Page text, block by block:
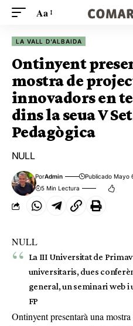
Aa
LA VALL D'ALBAIDA
Ontinyent
mostra de
innovadors en
dins la seua V
Pedagògica
NULL
PorAdmin Publicado Mayo
5 Min Lectura
NULL
La III Universitat de
universitaris, dues
general, un seminari web i
FP
Ontinyent presentarà una